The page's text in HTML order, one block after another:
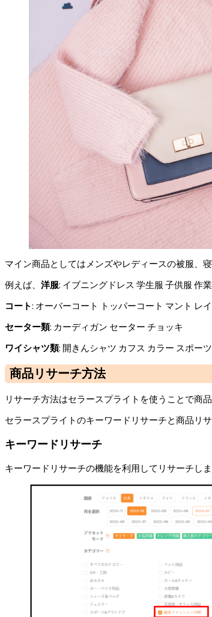
マイン商品としてはメンズやレディースの被服、
例えば、 洋服: イブニングドレス 学生服 子供服 作
コート: オーバーコート トッパーコート マント レ
セーター類: カーディガン セーター チョッキ
ワイシャツ類: 開きんシャツ カフス カラー スポー
商品リサーチ方法
リサーチ方法はセラースプライトを使うことで商品
セラースプライトのキーワードリサーチと商品リ
キーワードリサーチ
キーワードリサーチの機能を利用してリサーチしま